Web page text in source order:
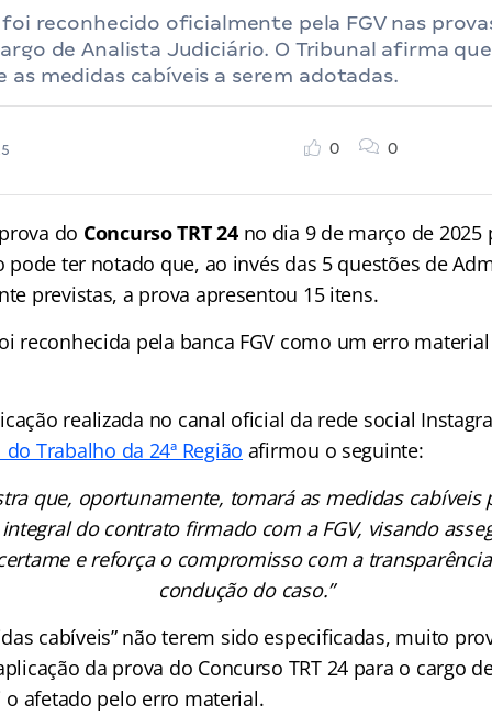
reconhecido oficialmente pela FGV nas
de Analista Judiciário. O Tribunal afirma
as medidas cabíveis a serem adotadas.
0 0
do Concurso TRT 24no dia 9 de março de 2025
pode ter notado que, ao invés das 5 questões de
previstas, a prova apresentou 15 itens.
reconhecida pela banca FGV como um erro
realizada no canal oficial da rede social
do Trabalho da 24ª Região afirmou o seguinte:
que, oportunamente, tomará as medidas cabíveis
do contrato firmado com a FGV, visando
e reforça o compromisso com a
condução do caso.”
cabíveis” não terem sido especificadas, muito
da prova do Concurso TRT 24 para o cargo
o afetado pelo erro material.